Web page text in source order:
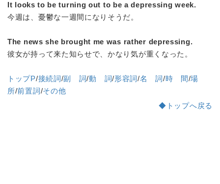
It looks to be turning out to be a depressing week.
今週は、憂鬱な一週間になりそうだ。
The news she brought me was rather depressing.
彼女が持って来た知らせで、かなり気が重くなった。
トップP/接続詞/副 詞/動 詞/形容詞/名 詞/時 間/場
所/前置詞/その他
◆トップへ戻る